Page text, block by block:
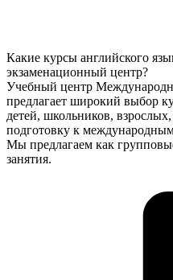
Какие курсы английского
экзаменационный центр?
Учебный центр
предлагает широкий выбор
детей, школьников,
подготовку к
Мы предлагаем как
занятия.